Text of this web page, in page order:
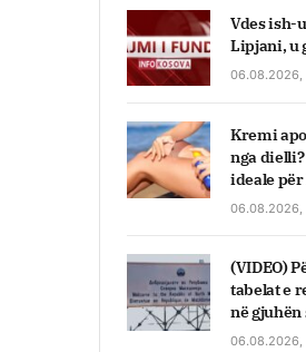
Vdes ish-
Lipjani, u
06.08.2026,
Kremi
nga
ideale
06.08.2026,
(VIDEO)
tabelat e
në gjuhën
06.08.2026,